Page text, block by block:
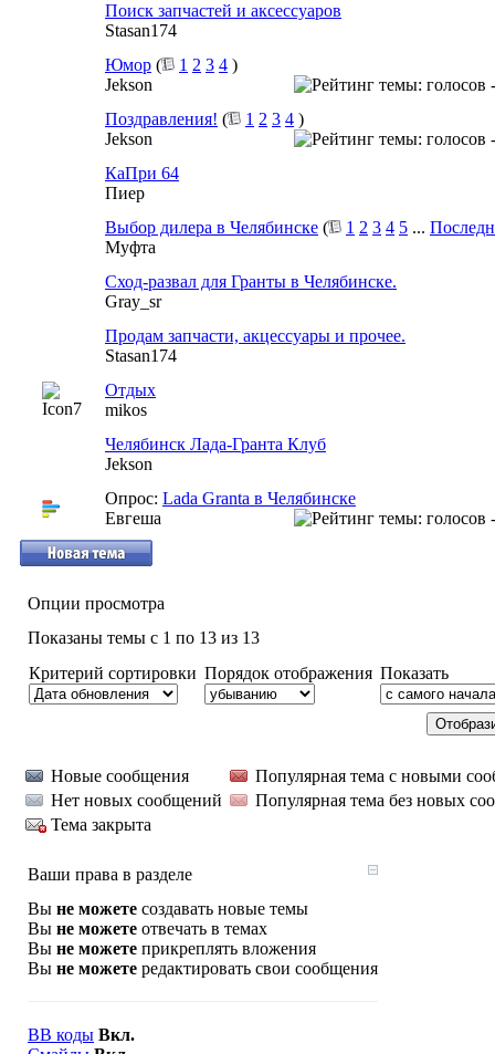
Поиск запчастей и аксессуаров
Stasan174
Юмор ( 1 2 3 4 )
Jekson
Поздравления! ( 1 2 3 4 )
Jekson
КаПри 64
Пиер
Выбор дилера в Челябинске ( 1 2 3 4 5 ...
Муфта
Сход-развал для Гранты в Челябинске.
Gray_sr
Продам запчасти, акцессуары и прочее.
Stasan174
Отдых
mikos
Челябинск Лада-Гранта Клуб
Jekson
Опрос: Lada Granta в Челябинске
Евгеша
Опции просмотра
Показаны темы с 1 по 13 из 13
Критерий сортировки Порядок отображения Показать
Новые сообщения
Популярная тема с новыми
Нет новых сообщений
Популярная тема без новых
Тема закрыта
Ваши права в разделе
Вы не можете создавать новые темы
Вы не можете отвечать в темах
Вы не можете прикреплять вложения
Вы не можете редактировать свои сообщения
BB коды Вкл.